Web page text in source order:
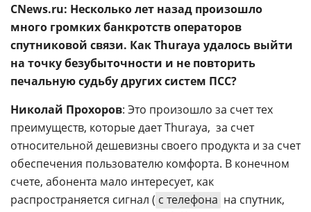
CNews.ru: Несколько лет назад произошло
много громких банкротств операторов
спутниковой связи. Как Thuraya удалось выйти
на точку безубыточности и не повторить
печальную судьбу других систем ПСС?
Николай Прохоров: Это произошло за счет тех
преимуществ, которые дает Thuraya,  за счет
относительной дешевизны своего продукта и за счет
обеспечения пользователю комфорта. В конечном
счете, абонента мало интересует, как
распространяется сигнал ( с телефона на спутник,